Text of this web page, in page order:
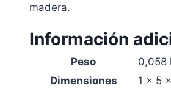
madera.
Información
Peso
0,058
Dimensiones
1 × 5